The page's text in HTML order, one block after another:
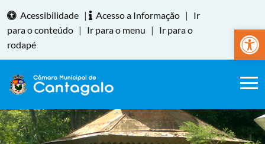
Abrir
Acessibilidade | Acesso a Informação |
Ir
para o conteúdo | Ir para o menu |
Ir para o
rodapé